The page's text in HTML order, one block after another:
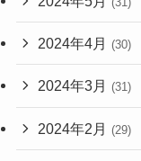
2024年4月 (30)
2024年3月 (31)
2024年2月 (29)